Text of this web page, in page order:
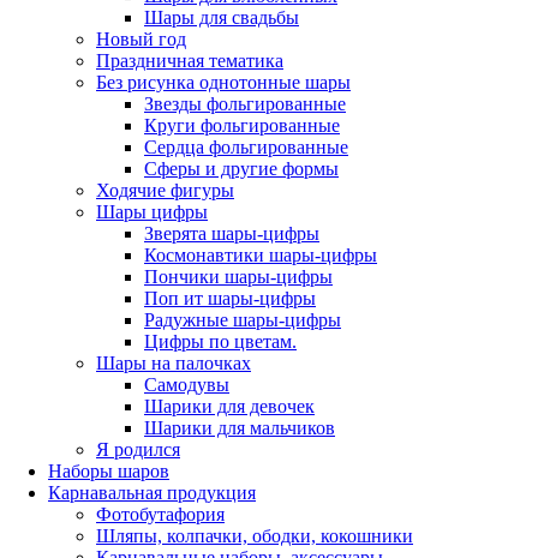
Шары для свадьбы
Новый год
Праздничная тематика
Без рисунка однотонные шары
Звезды фольгированные
Круги фольгированные
Сердца фольгированные
Сферы и другие формы
Ходячие фигуры
Шары цифры
Зверята шары-цифры
Космонавтики шары-цифры
Пончики шары-цифры
Поп ит шары-цифры
Радужные шары-цифры
Цифры по цветам.
Шары на палочках
Самодувы
Шарики для девочек
Шарики для мальчиков
Я родился
Наборы шаров
Карнавальная продукция
Фотобутафория
Шляпы, колпачки, ободки, кокошники